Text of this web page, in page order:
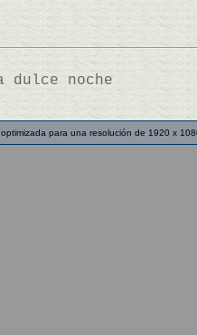
dulce noche
para una resolución de 1920 x